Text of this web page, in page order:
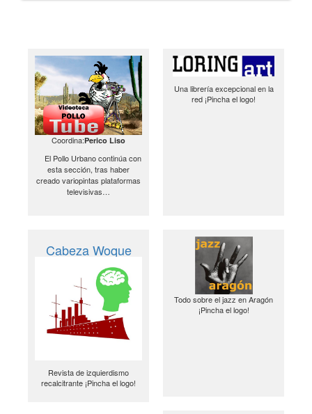
Coordina:Perico Liso
El Pollo Urbano continúa con
esta sección, tras haber
creado variopintas plataformas
televisivas…
Una librería excepcional en la
red ¡Pincha el logo!
Cabeza Woque
Revista de izquierdismo
recalcitrante ¡Pincha el logo!
Todo sobre el jazz en Aragón
¡Pincha el logo!